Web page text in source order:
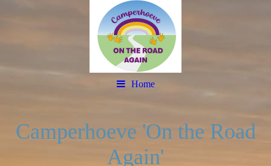
Home
Camperhoeve 'On the Road
Again'